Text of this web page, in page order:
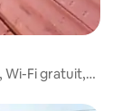
Wi-Fi gratuit,